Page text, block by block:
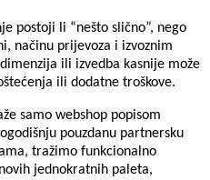
postoji li “nešto slično”, nego
načinu prijevoza i izvoznim
ili izvedba kasnije može
ili dodatne troškove.
samo webshop popisom
pouzdanu partnersku
tražimo funkcionalno
jednokratnih paleta,